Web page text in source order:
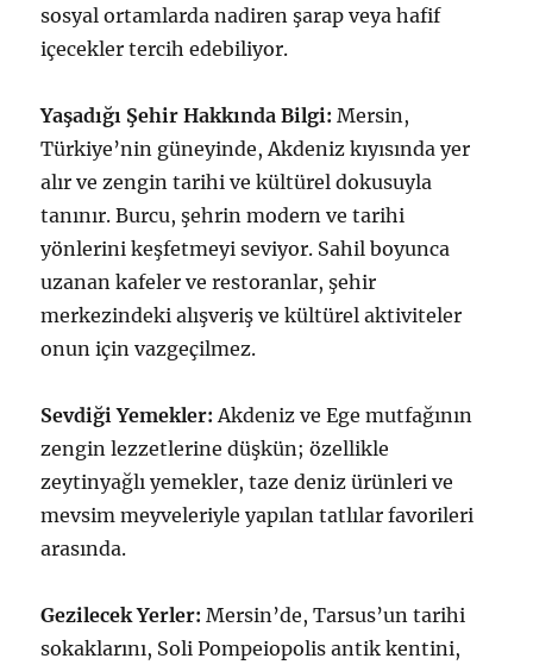
sosyal ortamlarda nadiren şarap veya hafif
içecekler tercih edebiliyor.
Yaşadığı Şehir Hakkında Bilgi: Mersin,
Türkiye’nin güneyinde, Akdeniz kıyısında yer
alır ve zengin tarihi ve kültürel dokusuyla
tanınır. Burcu, şehrin modern ve tarihi
yönlerini keşfetmeyi seviyor. Sahil boyunca
uzanan kafeler ve restoranlar, şehir
merkezindeki alışveriş ve kültürel aktiviteler
onun için vazgeçilmez.
Sevdiği Yemekler: Akdeniz ve Ege mutfağının
zengin lezzetlerine düşkün; özellikle
zeytinyağlı yemekler, taze deniz ürünleri ve
mevsim meyveleriyle yapılan tatlılar favorileri
arasında.
Gezilecek Yerler: Mersin’de, Tarsus’un tarihi
sokaklarını, Soli Pompeiopolis antik kentini,